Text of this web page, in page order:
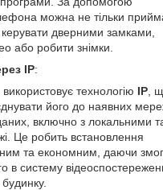
можна не тільки
дверними замками,
або робити знімки.
IP:
технологію IP ,
його до наявних
включно з локальними
Це робить встановлення
та економним, даючи
в систему